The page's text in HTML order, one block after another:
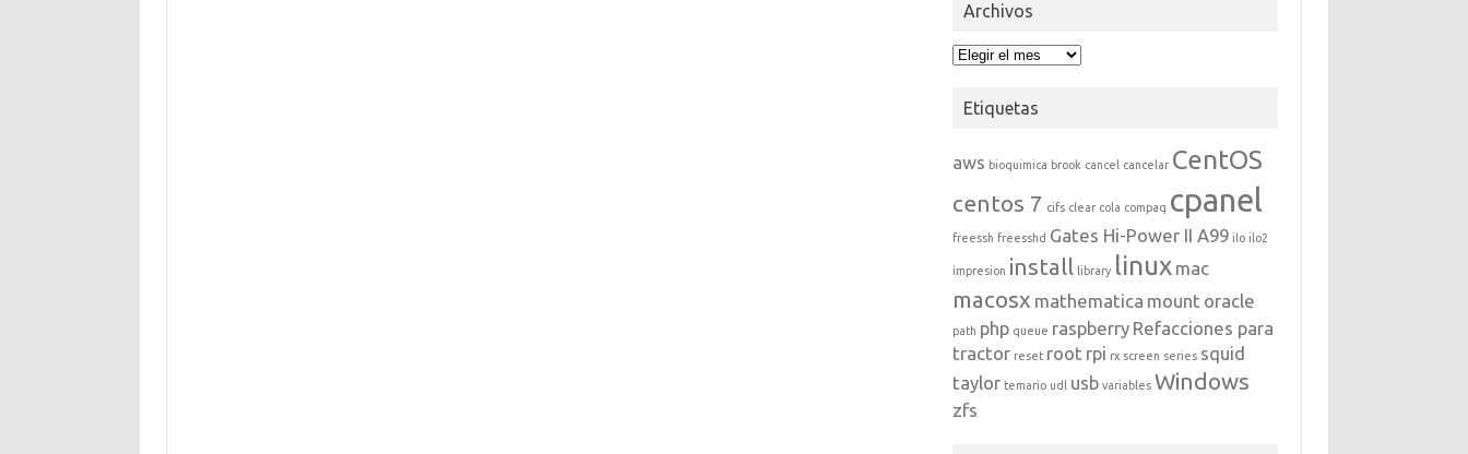
Archivos
Archivos
Etiquetas
aws bioquimica brook cancel cancelar CentOS
centos 7 cifs clear cola compaq cpanel
freessh freesshd Gates Hi-Power II A99 ilo ilo2
impresion install library linux mac
macosx mathematica mount oracle
path php queue raspberry Refacciones para
tractor reset root rpi rx screen series squid
taylor temario udl usb variables Windows
zfs